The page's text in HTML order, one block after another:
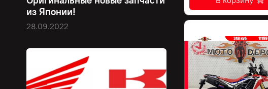
из Японии!
28.09.2022